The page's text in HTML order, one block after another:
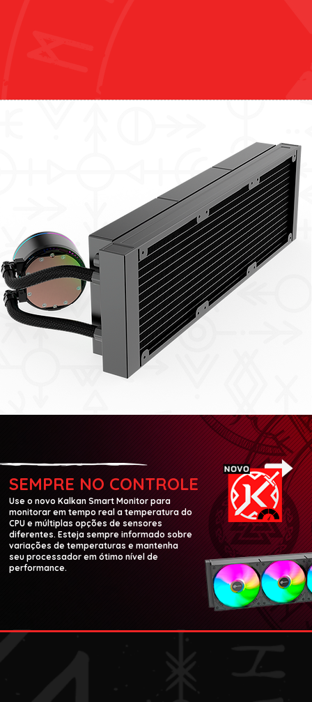
SEMPRE NO CONTROLE
Use o novo Kalkan Smart Monitor para
monitorar em tempo real a temperatura do
CPU e múltiplas opções de sensores
diferentes. Esteja sempre informado sobre
variações de temperaturas e mantenha
seu processador em ótimo nível de
performance.